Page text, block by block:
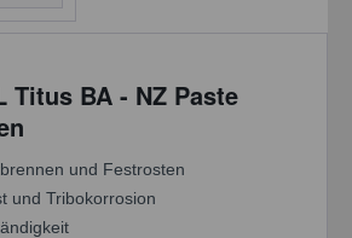
Titus BA - NZ Paste
und Festrosten
und Tribokorrosion